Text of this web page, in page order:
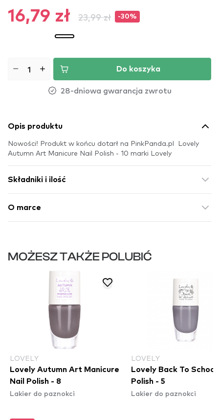
16,79 zł 23,99 zł -30%
Do koszyka
28-dniowa gwarancja zwrotu
Opis produktu
Nowości! Produkt w końcu dotarł na PinkPanda.pl Lovely
Autumn Art Manicure Nail Polish - 10 marki Lovely
Składniki i ilość
O marce
MOŻESZ TAKŻE POLUBIĆ
LOVELY
Lovely Autumn Art Manicure
Nail Polish - 8
Lakier do paznokci
LOVELY
Lovely Back To School
Polish - 5
Lakier do paznokci